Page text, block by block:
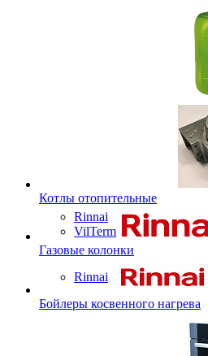
Котлы отопительные
Rinnai
VilTerm
Газовые колонки
Rinnai
Бойлеры косвенного нагрева